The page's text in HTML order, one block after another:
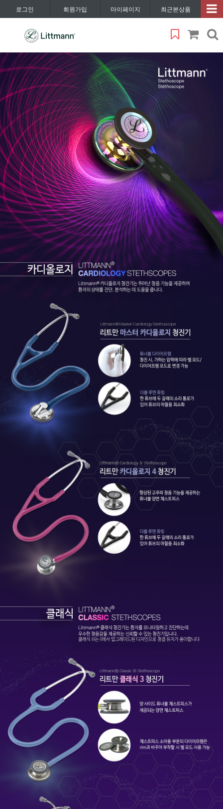
로그인 회원가입 마이페이지 최근본상품